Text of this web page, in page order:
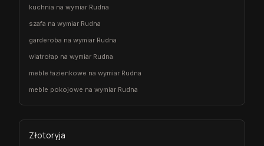
kuchnia na wymiar Rudna
szafa na wymiar Rudna
garderoba na wymiar Rudna
wiatrołap na wymiar Rudna
meble łazienkowe na wymiar Rudna
meble pokojowe na wymiar Rudna
Złotoryja